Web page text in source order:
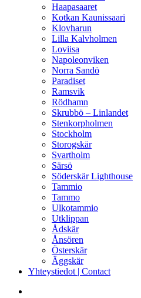
Haapasaaret
Kotkan Kaunissaari
Klovharun
Lilla Kalvholmen
Loviisa
Napoleonviken
Norra Sandö
Paradiset
Ramsvik
Rödhamn
Skrubbö – Linlandet
Stenkorpholmen
Stockholm
Storogskär
Svartholm
Särsö
Söderskär Lighthouse
Tammio
Tammo
Ulkotammio
Utklippan
Ådskär
Ånsören
Österskär
Äggskär
Yhteystiedot | Contact